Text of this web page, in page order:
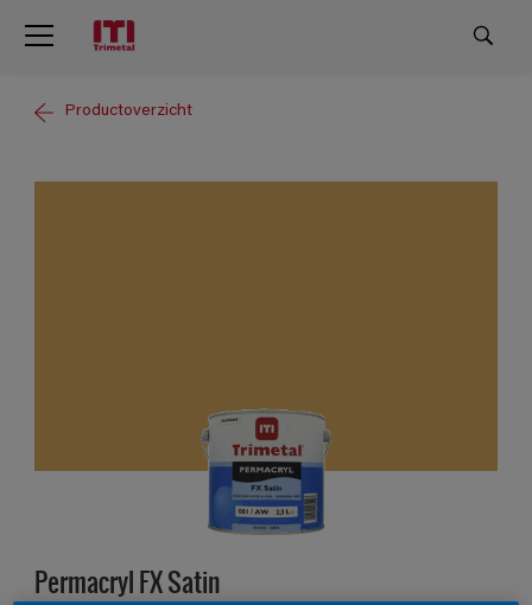
Productoverzicht
Permacryl FX Satin